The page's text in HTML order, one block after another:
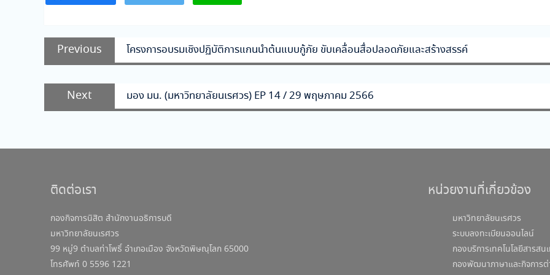
แนะแนว
เรื่อง
Previous
Previous
post:
โครงการอบรมเชิงปฏิบัติการแกนนำต้นแบบกู้ภัย ขับเคลื่อนสื่อปลอดภัยและสร้างสรรค์
Next
Next
post:
มอง มน. (มหาวิทยาลัยนเรศวร) EP 14 / 29 พฤษภาคม 2566
ติดต่อเรา
กองกิจการนิสิต สำนักงานอธิการบดี
มหาวิทยาลัยนเรศวร
99 หมู่9 ตำบลท่าโพธิ์ อำเภอเมือง จังหวัดพิษณุโลก 65000
โทรศัพท์ 0 5596 1221
หน่วยงานที่เกี่ยวข้อง
มหาวิทยาลัยนเรศวร
ระบบลงทะเบียนออนไลน์
กองบริการเทคโนโลยีสารสน
กองพัฒนาภาษาและกิจการต่